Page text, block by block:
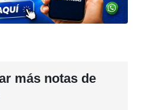
más notas de